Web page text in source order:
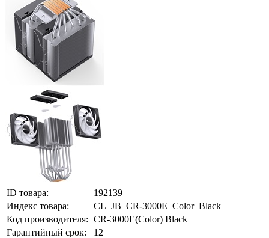
ID товара:
192139
Индекс товара:
CL_JB_CR-3000E_Color_Black
Код производителя: CR-3000E(Color) Black
Гарантийный срок:
12